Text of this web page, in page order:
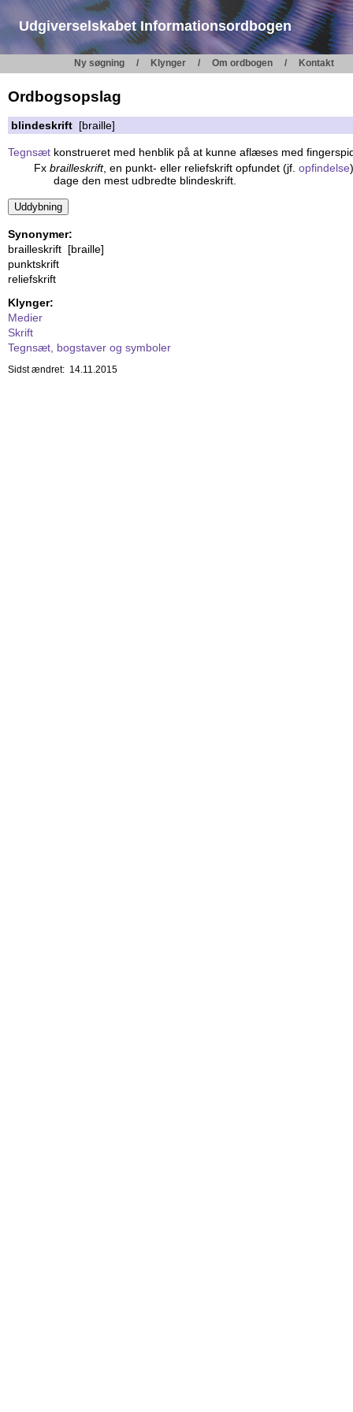
Udgiverselskabet Informationsordbogen
Ny søgning Klynger Om ordbogen Kontakt
Ordbogsopslag
blindeskrift [braille]
Tegnsæt konstrueret med henblik på at kunne aflæses med
Fx brailleskrift, en punkt- eller reliefskrift opfundet (jf. opfindelse
dage den mest udbredte blindeskrift.
Synonymer:
brailleskrift [braille]
punktskrift
reliefskrift
Klynger:
Medier
Skrift
Tegnsæt, bogstaver og symboler
Sidst ændret: 14.11.2015